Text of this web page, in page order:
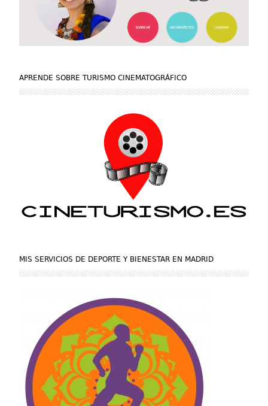
APRENDE SOBRE TURISMO CINEMATOGRÁFICO
MIS SERVICIOS DE DEPORTE Y BIENESTAR EN MADRID